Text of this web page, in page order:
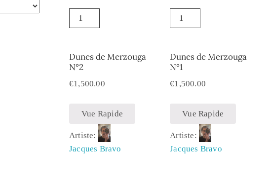
Dunes de Merzouga
N°2
€1,500.00
Vue Rapide
Artiste:
Jacques Bravo
Dunes de Merzouga
N°1
€1,500.00
Vue Rapide
Artiste:
Jacques Bravo